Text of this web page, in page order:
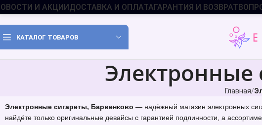
И АКЦИИДОСТАВКА И ОПЛАТАГАРАНТИЯ И ВОЗВРАТ
КАТАЛОГ ТОВАРОВ
Электронные
Главная
Электронные сигареты, Барвенково — надёжный магазин электронных
найдёте только оригинальные девайсы с гарантией подлинности, а